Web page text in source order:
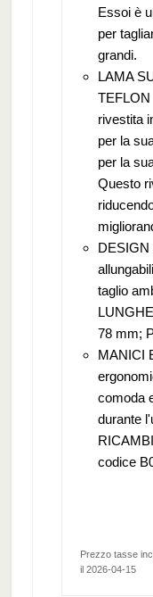
Essoi è
per
grandi.
LAMA
rivestita
per la
per la
Questo
DESIGN
taglio
78 mm;
MANICI
comoda
durante
codice
Prezzo tasse
il 2026-04-15